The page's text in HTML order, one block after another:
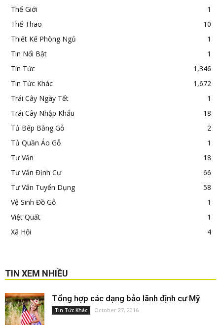
Thế Giới
1
Thể Thao
10
Thiết Kế Phòng Ngủ
1
Tin Nổi Bật
1
Tin Tức
1,346
Tin Tức Khác
1,672
Trái Cây Ngày Tết
1
Trái Cây Nhập Khẩu
18
Tủ Bếp Bằng Gỗ
2
Tủ Quần Áo Gỗ
1
Tư Vấn
18
Tư Vấn Định Cư
66
Tư Vấn Tuyển Dụng
58
Vệ Sinh Đồ Gỗ
1
Việt Quất
1
Xã Hội
4
TIN XEM NHIỀU
Tổng hợp các dạng bảo lãnh định cư Mỹ
Tin Tức Khác October 27, 2016